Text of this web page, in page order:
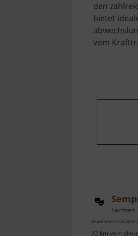
den
bietet
vom
Sachsen
aktuell vom 07.06.2026
72 km vom